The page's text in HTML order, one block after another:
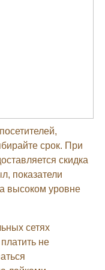
срок. При
скидка
показатели
высоком уровне
сетях
не